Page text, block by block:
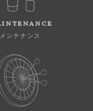
メンテナンス